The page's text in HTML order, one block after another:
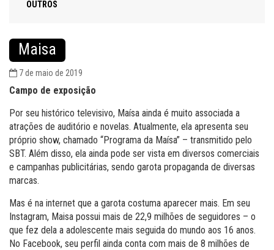
OUTROS
Maisa
7 de maio de 2019
Campo de exposição
Por seu histórico televisivo, Maísa ainda é muito associada a
atrações de auditório e novelas. Atualmente, ela apresenta seu
próprio show, chamado “Programa da Maísa” – transmitido pelo
SBT. Além disso, ela ainda pode ser vista em diversos comerciais
e campanhas publicitárias, sendo garota propaganda de diversas
marcas.
Mas é na internet que a garota costuma aparecer mais. Em seu
Instagram, Maisa possui mais de 22,9 milhões de seguidores – o
que fez dela a adolescente mais seguida do mundo aos 16 anos.
No Facebook, seu perfil ainda conta com mais de 8 milhões de